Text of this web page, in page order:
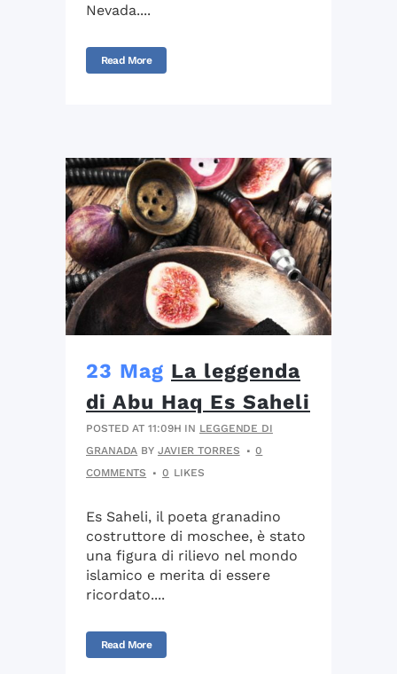
Nevada....
Read More
23 Mag La leggenda
di Abu Haq Es Saheli
POSTED AT 11:09H IN LEGGENDE DI
GRANADA BY JAVIER TORRES
0
COMMENTS
0 LIKES
Es Saheli, il poeta granadino
costruttore di moschee, è stato
una figura di rilievo nel mondo
islamico e merita di essere
ricordato....
Read More